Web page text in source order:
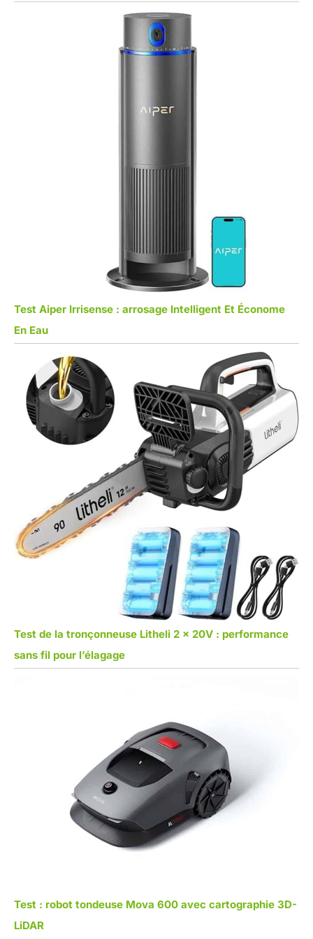
Test Aiper Irrisense : arrosage Intelligent Et Économe
En Eau
Test de la tronçonneuse Litheli 2 x 20V : performance
sans fil pour l’élagage
Test : robot tondeuse Mova 600 avec cartographie 3D-
LiDAR